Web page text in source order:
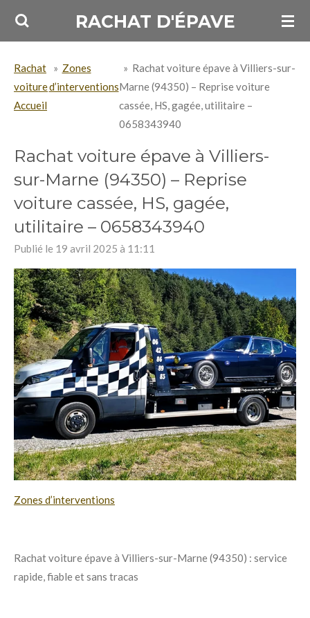
Passer
principal
RACHAT D'ÉPAVE
Rachat
voiture
Accueil
» Zones
d’interventions
» Rachat voiture épave à Villiers-sur-
Marne (94350) – Reprise voiture
cassée, HS, gagée, utilitaire –
0658343940
Rachat voiture épave à Villiers-
sur-Marne (94350) – Reprise
voiture cassée, HS, gagée,
utilitaire – 0658343940
Publié le 19 avril 2025 à 11:11
Zones d’interventions
Rachat voiture épave à Villiers-sur-Marne (94350) : service
rapide, fiable et sans tracas